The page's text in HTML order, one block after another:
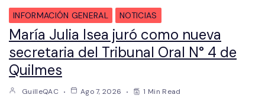
INFORMACIÓN GENERAL NOTICIAS
María Julia Isea juró como nueva
secretaria del Tribunal Oral N° 4 de
Quilmes
GuilleQAC Ago 7, 2026 1 Min Read